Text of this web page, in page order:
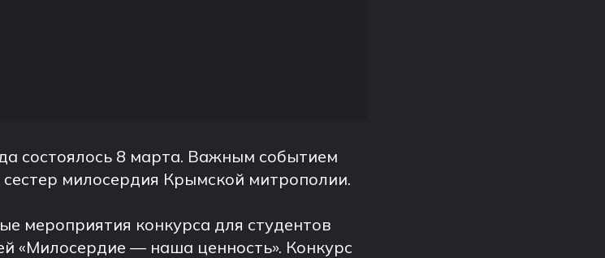
состоялось 8 марта. Важным событием
милосердия Крымской митрополии.
мероприятия конкурса для студентов
«Милосердие — наша ценность». Конкурс